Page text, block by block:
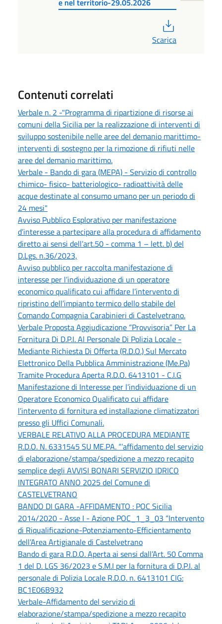
Scarica
Contenuti correlati
Verbale n. 2 -"Programma di ripartizione di risorse ai
comuni della Sicilia per la realizzazione di interventi di
sviluppo sostenibile nelle aree del demanio marittimo-
interventi di sostegno per la rimozione di rifiuti nelle
aree del demanio marittimo.
Verbale - Bando di gara (MEPA) - Servizio di controllo
chimico- fisico- batteriologico- radioattività delle
acque destinate al consumo umano per un periodo di
24 mesi"
Avviso Pubblico Esplorativo per manifestazione
d’interesse a partecipare alla procedura di affidamento
diretto ai sensi dell’art.50 - comma 1 – lett. b) del
D.Lgs. n.36/2023,
Avviso pubblico per raccolta manifestazione di
interesse per l’individuazione di un operatore
economico qualificato cui affidare l’intervento di
ripristino dell’impianto termico dello stabile del
Comando Compagnia Carabinieri di Castelvetrano.
Verbale Proposta Aggiudicazione “Provvisoria” Per La
Fornitura Di D.P.I. Al Personale Di Polizia Locale -
Mediante Richiesta Di Offerta (R.D.O.) Sul Mercato
Elettronico Della Pubblica Amministrazione (Me.Pa)
Tramite Procedura Aperta R.D.O. 6413101 - C.I.G
Manifestazione di Interesse per l’individuazione di un
Operatore Economico Qualificato cui affidare
l’intervento di fornitura ed installazione climatizzatori
presso gli Uffici Comunali.
VERBALE RELATIVO ALLA PROCEDURA MEDIANTE
R.D.O. N. 6331545 SU ME.PA. “’affidamento del servizio
di elaborazione/stampa/spedizione a mezzo recapito
semplice degli AVVISI BONARI SERVIZIO IDRICO
INTEGRATO ANNO 2025 del Comune di
CASTELVETRANO
BANDO DI GARA -AFFIDAMENTO : POC Sicilia
2014/2020 - Asse I - Azione POC_1_3_03 “Intervento
di Riqualificazione-Potenziamento-Efficientamento
dell’Area Artigianale di Castelvetrano
Bando di gara R.D.O. Aperta ai sensi dall’Art. 50 Comma
1 del D. LGS 36/2023 e S.M.I per la fornitura di D.P.I. al
personale di Polizia Locale R.D.O. n. 6413101 CIG:
BC1E06B932
Verbale-Affidamento del servizio di
elaborazione/stampa/spedizione a mezzo recapito